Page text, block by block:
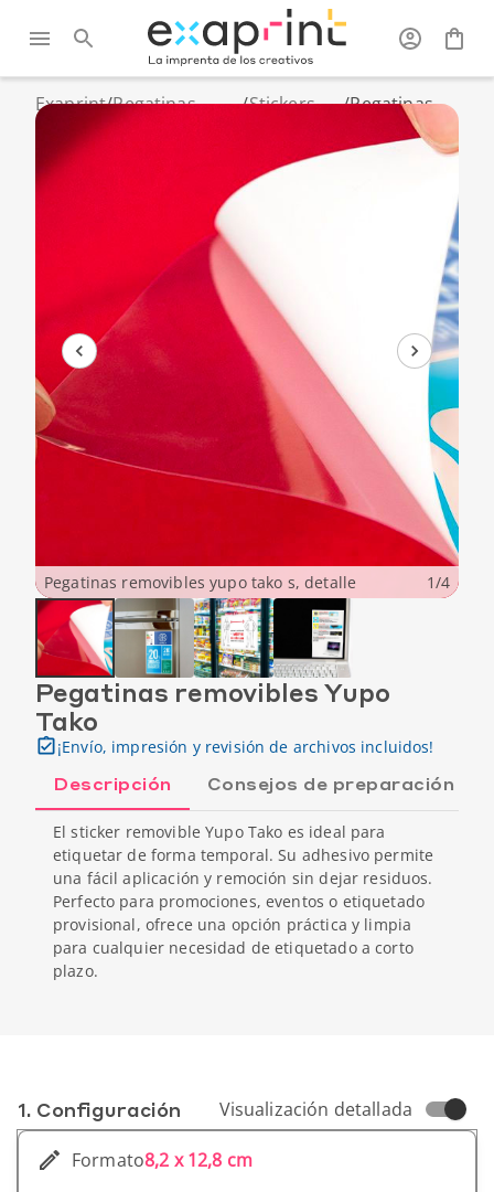
Exaprint/Pegatinas
personalizadas
/Stickers
formatos
/Pegatinas
removibles
Yupo Tako
Pegatinas removibles yupo tako s, detalle 1/4
Pegatinas removibles Yupo
Tako
¡Envío, impresión y revisión de archivos incluidos!
Descripción Consejos de preparación
El sticker removible Yupo Tako es ideal para
etiquetar de forma temporal. Su adhesivo permite
una fácil aplicación y remoción sin dejar residuos.
Perfecto para promociones, eventos o etiquetado
provisional, ofrece una opción práctica y limpia
para cualquier necesidad de etiquetado a corto
plazo.
1. Conf­iguración Visualización detallada
Formato8,2 x 12,8 cm